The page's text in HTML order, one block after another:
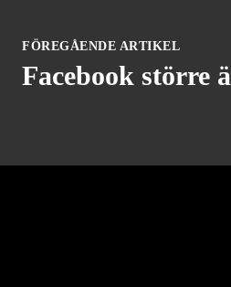
FÖREGÅENDE ARTIKEL
Facebook större